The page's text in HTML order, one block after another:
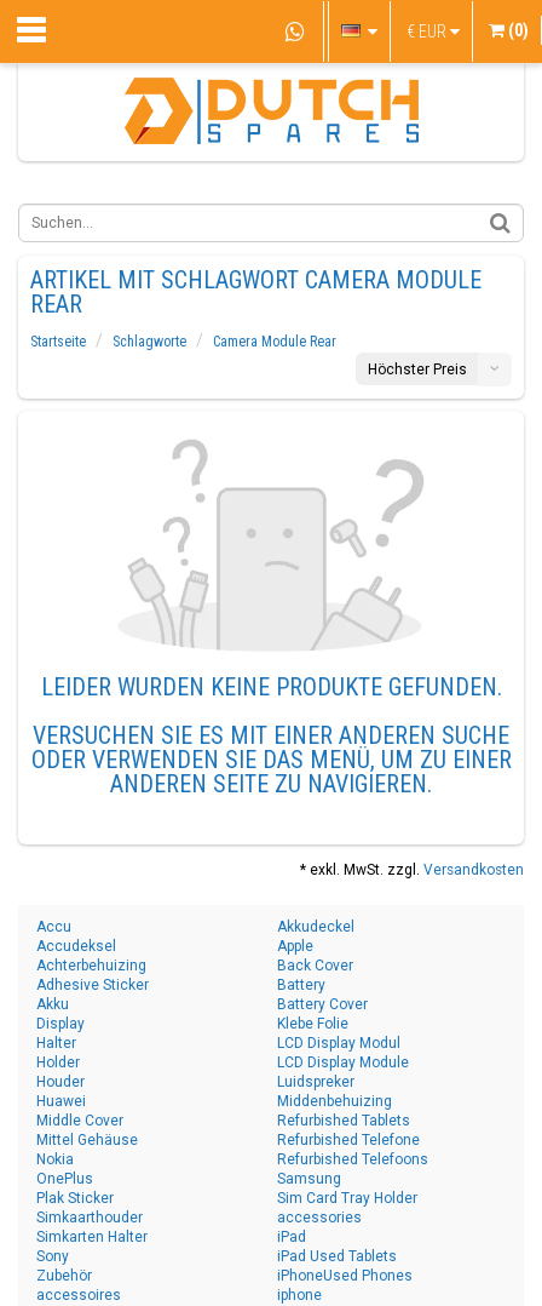
€ EUR (0)
ARTIKEL MIT SCHLAGWORT CAMERA MODULE
REAR
Startseite Schlagworte
Camera Module Rear
Höchster Preis
LEIDER WURDEN KEINE PRODUKTE GEFUNDEN.
VERSUCHEN SIE ES MIT EINER ANDEREN SUCHE
ODER VERWENDEN SIE DAS MENÜ, UM ZU EINER
ANDEREN SEITE ZU NAVIGIEREN.
* exkl. MwSt. zzgl. Versandkosten
Accu
Accudeksel
Achterbehuizing
Adhesive Sticker
Akku
Akkudeckel
Apple
Back Cover
Battery
Battery Cover
Display
Halter
Holder
Houder
Huawei
Klebe Folie
LCD Display Modul
LCD Display Module
Luidspreker
Middenbehuizing
Middle Cover
Mittel Gehäuse
Nokia
OnePlus
Plak Sticker
Refurbished Tablets
Refurbished Telefone
Refurbished Telefoons
Samsung
Sim Card Tray Holder
Simkaarthouder
Simkarten Halter
Sony
Zubehör
accessoires
accessories
iPad
iPad Used Tablets
iPhoneUsed Phones
iphone